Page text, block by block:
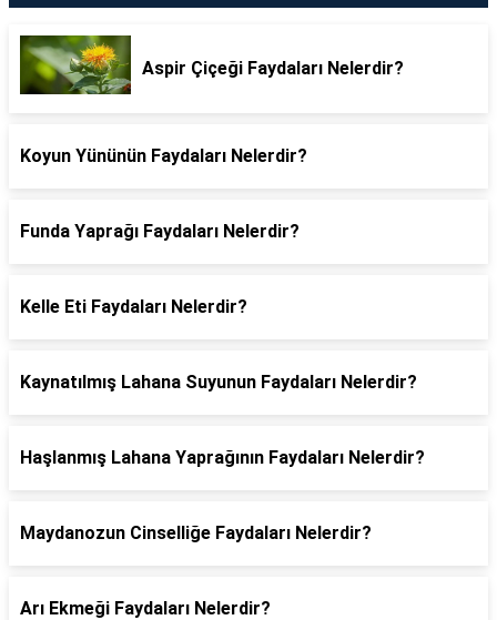
Aspir Çiçeği Faydaları Nelerdir?
Koyun Yününün Faydaları Nelerdir?
Funda Yaprağı Faydaları Nelerdir?
Kelle Eti Faydaları Nelerdir?
Kaynatılmış Lahana Suyunun Faydaları Nelerdir?
Haşlanmış Lahana Yaprağının Faydaları Nelerdir?
Maydanozun Cinselliğe Faydaları Nelerdir?
Arı Ekmeği Faydaları Nelerdir?